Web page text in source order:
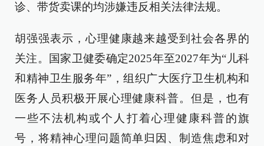
诊、带货卖课的均涉嫌违反相关法律法规。
胡强强表示，心理健康越来越受到社会各界的
关注。国家卫健委确定2025年至2027年为“儿科
和精神卫生服务年”，组织广大医疗卫生机构和
医务人员积极开展心理健康科普。但是，也有
一些不法机构或个人打着心理健康科普的旗
号，将精神心理问题简单归因、制造焦虑和对